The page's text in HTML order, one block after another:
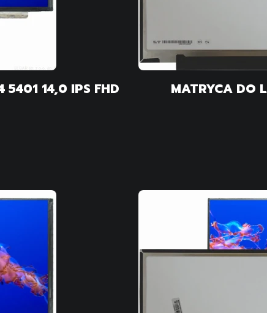
MATRYCA DO LAPTOP DELL VOSTRO 14 5401 14,0 IPS FHD MATRYCA DO